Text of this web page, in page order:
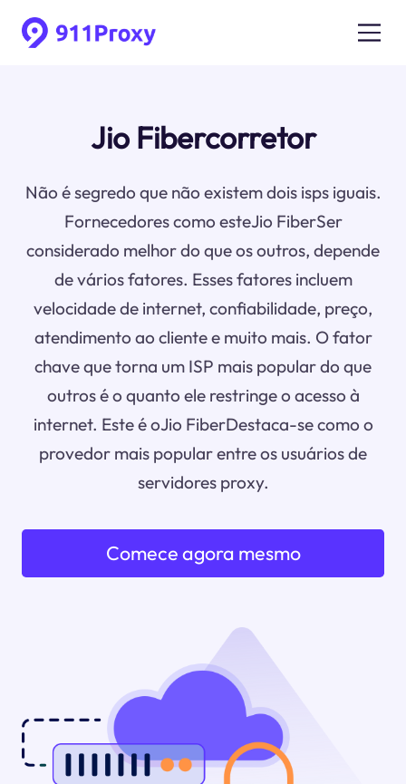
Jio Fibercorretor
Não é segredo que não existem dois isps iguais.
Fornecedores como esteJio FiberSer
considerado melhor do que os outros, depende
de vários fatores. Esses fatores incluem
velocidade de internet, confiabilidade, preço,
atendimento ao cliente e muito mais. O fator
chave que torna um ISP mais popular do que
outros é o quanto ele restringe o acesso à
internet. Este é oJio FiberDestaca-se como o
provedor mais popular entre os usuários de
servidores proxy.
Comece agora mesmo